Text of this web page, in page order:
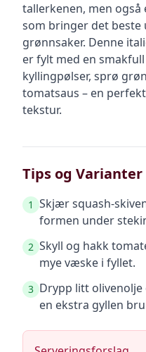
tallerkenen, men
som bringer det beste
grønnsaker. Denne
er fylt med en
kyllingpølser, sprø
tomatsaus – en
tekstur.
Tips og Varianter
1 Skjær squash-
formen under
2 Skyll og hakk
mye væske i fyllet.
3 Drypp litt
en ekstra gyllen